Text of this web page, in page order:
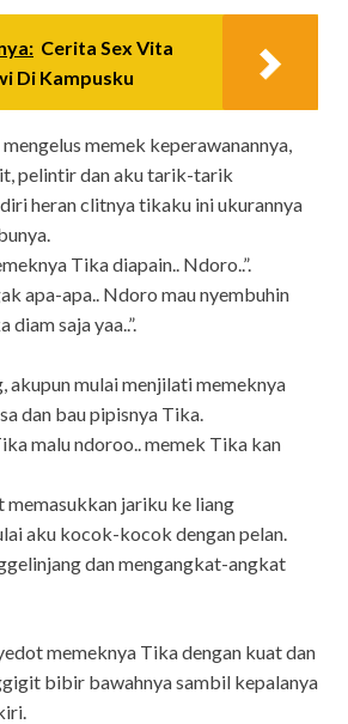
Cerita Sex Vita
Di Kampusku
memek keperawanannya,
pelintir dan aku tarik-tarik
heran clitnya tikaku ini ukurannya
Tika diapain.. Ndoro..”.
apa-apa.. Ndoro mau nyembuhin
saja yaa..”.
akupun mulai menjilati memeknya
dan bau pipisnya Tika.
malu ndoroo.. memek Tika kan
memasukkan jariku ke liang
aku kocok-kocok dengan pelan.
dan mengangkat-angkat
memeknya Tika dengan kuat dan
bibir bawahnya sambil kepalanya